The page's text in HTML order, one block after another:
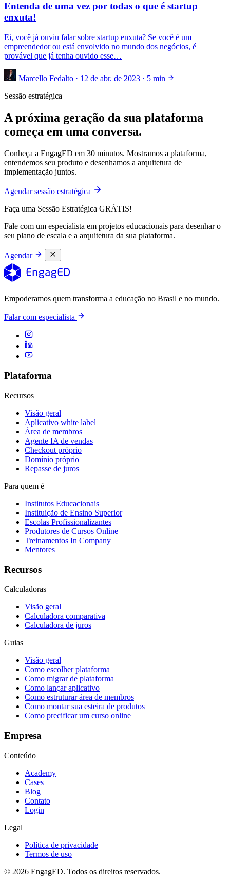
Entenda de uma vez por todas o que é startup
enxuta!
Ei, você já ouviu falar sobre startup enxuta? Se você é um
empreendedor ou está envolvido no mundo dos negócios, é
provável que já tenha ouvido esse…
Marcello Fedalto · 12 de abr. de 2023 · 5 min
Sessão estratégica
A próxima geração da sua plataforma
começa em uma conversa.
Conheça a EngagED em 30 minutos. Mostramos a plataforma,
entendemos seu produto e desenhamos a arquitetura de
implementação juntos.
Agendar sessão estratégica
Faça uma Sessão Estratégica GRÁTIS!
Fale com um especialista em projetos educacionais para desenhar o
seu plano de escala e a arquitetura da sua plataforma.
Agendar
Empoderamos quem transforma a educação no Brasil e no mundo.
Falar com especialista
Plataforma
Recursos
Visão geral
Aplicativo white label
Área de membros
Agente IA de vendas
Checkout próprio
Domínio próprio
Repasse de juros
Para quem é
Institutos Educacionais
Instituição de Ensino Superior
Escolas Profissionalizantes
Produtores de Cursos Online
Treinamentos In Company
Mentores
Recursos
Calculadoras
Visão geral
Calculadora comparativa
Calculadora de juros
Guias
Visão geral
Como escolher plataforma
Como migrar de plataforma
Como lançar aplicativo
Como estruturar área de membros
Como montar sua esteira de produtos
Como precificar um curso online
Empresa
Conteúdo
Academy
Cases
Blog
Contato
Login
Legal
Política de privacidade
Termos de uso
© 2026 EngagED. Todos os direitos reservados.